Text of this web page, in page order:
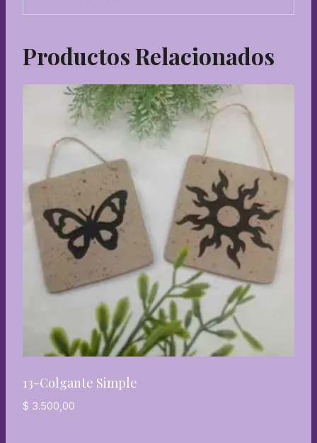
Productos Relacionados
13-Colgante Simple
$ 3.500,00